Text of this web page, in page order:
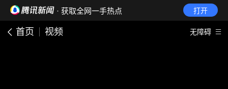
· 获取全网一手热点 打开
首页 视频 无障碍